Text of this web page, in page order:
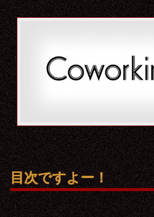
目次ですよー！